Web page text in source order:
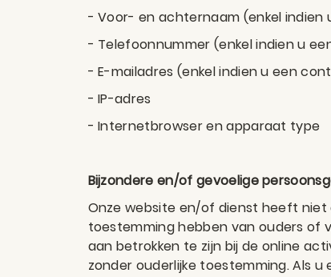
- Voor- en achternaam (enkel
- Telefoonnummer (enkel indien u
- E-mailadres (enkel indien u een
- IP-adres
- Internetbrowser en apparaat type
Bijzondere en/of gevoelige
Onze website en/of dienst heeft niet
toestemming hebben van ouders of
aan betrokken te zijn bij de online
zonder ouderlijke toestemming. Als